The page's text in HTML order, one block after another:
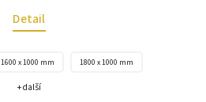
Detail
1600 x 1000 mm 1800 x 1000 mm
+ další